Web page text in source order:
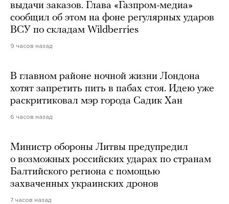
выдачи заказов. Глава «Газпром-медиа»
сообщил об этом на фоне регулярных ударов
ВСУ по складам Wildberries
9 часов назад
В главном районе ночной жизни Лондона
хотят запретить пить в пабах стоя. Идею уже
раскритиковал мэр города Садик Хан
6 часов назад
Министр обороны Литвы предупредил
о возможных российских ударах по странам
Балтийского региона с помощью
захваченных украинских дронов
7 часов назад